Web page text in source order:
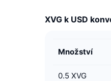
XVG k USD
Množství
0.5 XVG